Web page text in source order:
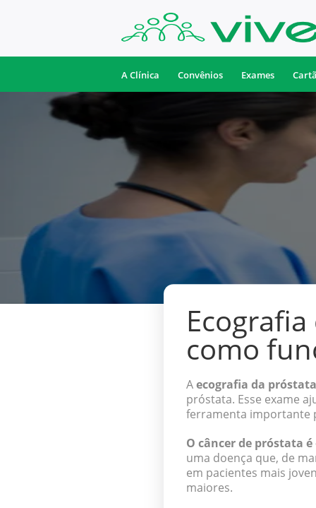
A Clínica Convênios Exames
como
Aecografia da próstata
próstata. Esse exame
ferramenta importante
O câncer de próstata
uma doença que, de
em pacientes mais
maiores.